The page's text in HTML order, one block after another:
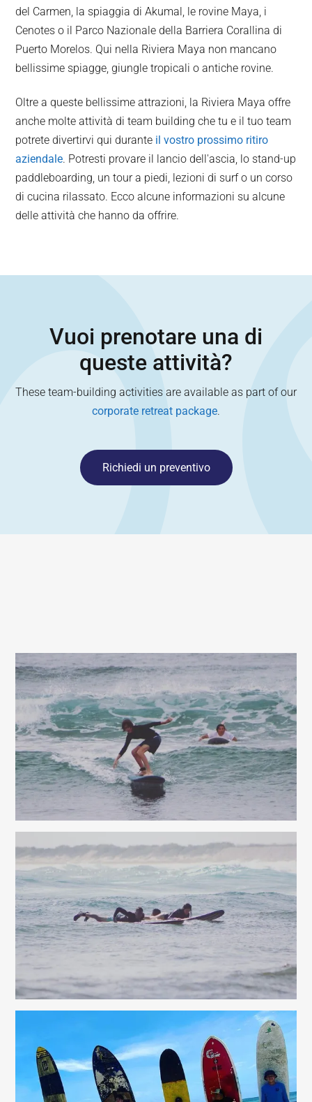
del Carmen, la spiaggia di Akumal, le rovine Maya, i
Cenotes o il Parco Nazionale della Barriera Corallina di
Puerto Morelos. Qui nella Riviera Maya non mancano
bellissime spiagge, giungle tropicali o antiche rovine.
Oltre a queste bellissime attrazioni, la Riviera Maya offre
anche molte attività di team building che tu e il tuo team
potrete divertirvi qui durante il vostro prossimo ritiro
aziendale. Potresti provare il lancio dell'ascia, lo stand-up
paddleboarding, un tour a piedi, lezioni di surf o un corso
di cucina rilassato. Ecco alcune informazioni su alcune
delle attività che hanno da offrire.
Vuoi prenotare una di
queste attività?
These team-building activities are available as part of our
corporate retreat package.
Richiedi un preventivo